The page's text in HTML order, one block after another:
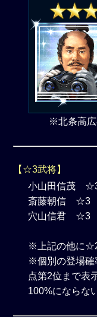
※北条高
【☆3武将】
小山田信茂
斎藤朝信 ☆3
穴山信君 ☆3
※上記の他に
※個別の登場確
点第2位まで表
100%にならな